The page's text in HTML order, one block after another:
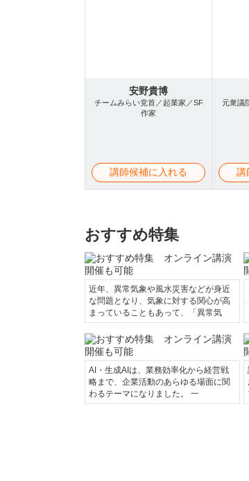
安野貴博
チームみらい党首／起業家／SF
作家
講師候補に入れる
元衆議
講
おすすめ特集
近年、異常気象や風水災害などが身近
な問題となり、気象に対する関心が高
まっていることもあって、「異常気
AI・生成AIは、業務効率化から経営戦
略まで、企業活動のあらゆる場面に関
わるテーマになりました。 一